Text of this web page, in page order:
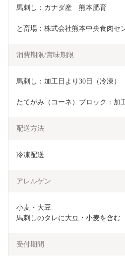
馬刺し：カナダ産　熊本肥育
と畜場：株式会社熊本中央食肉セ
消費期限/賞味期限
馬刺し：加工日より30日（冷凍）
たてがみ（コーネ）ブロック：加
配送方法
冷凍配送
アレルゲン
小麦・大豆
馬刺しのタレに大豆・小麦を含む
受付期間